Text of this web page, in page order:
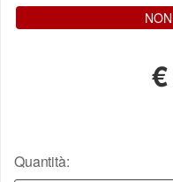
€
Quantità: